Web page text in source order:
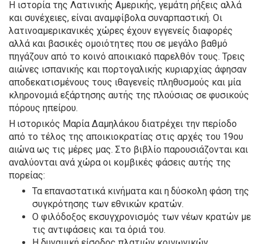
Η ιστορία της Λατινικής Αμερικής, γεμάτη ρήξεις αλλά
και συνέχειες, είναι αναμφίβολα συναρπαστική. Οι
λατινοαμερικανικές χώρες έχουν εγγενείς διαφορές
αλλά και βασικές ομοιότητες που σε μεγάλο βαθμό
πηγάζουν από το κοινό αποικιακό παρελθόν τους. Τρεις
αιώνες ισπανικής και πορτογαλικής κυριαρχίας άφησαν
αποδεκατισμένους τους ιθαγενείς πληθυσμούς και μία
κληρονομιά εξάρτησης αυτής της πλούσιας σε φυσικούς
πόρους ηπείρου.
Η ιστορικός Μαρία Δαμηλάκου διατρέχει την περίοδο
από το τέλος της αποικιοκρατίας στις αρχές του 19ου
αιώνα ως τις μέρες μας. Στο βιβλίο παρουσιάζονται και
αναλύονται ανά χώρα οι κομβικές φάσεις αυτής της
πορείας:
Τα επαναστατικά κινήματα και η δύσκολη φάση της
συγκρότησης των εθνικών κρατών.
Ο φιλόδοξος εκσυγχρονισμός των νέων κρατών με
τις αντιφάσεις και τα όριά του.